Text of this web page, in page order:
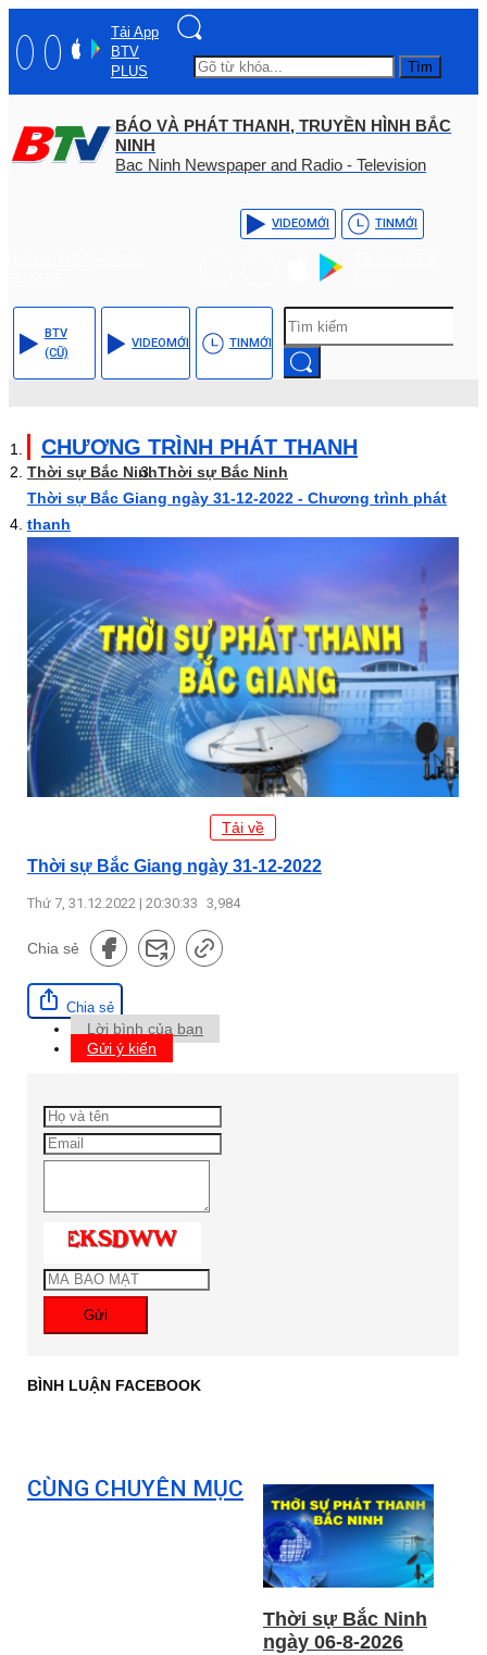
Tải App
BTV
PLUS
Tìm
BÁO VÀ PHÁT THANH, TRUYỀN HÌNH BẮC
NINH
Bac Ninh Newspaper and Radio - Television
VIDEOMỚI TINMỚI
BTV
(CŨ)
VIDEOMỚI TINMỚI
CHƯƠNG TRÌNH PHÁT THANH
Thời sự Bắc NinhThời sự Bắc Ninh
Thời sự Bắc Giang ngày 31-12-2022 - Chương trình phát
thanh
Tải về
Thời sự Bắc Giang ngày 31-12-2022
Thứ 7, 31.12.2022 | 20:30:33 3,984
Chia sẻ
Chia sẻ
Lời bình của bạn
Gửi ý kiến
Gửi
BÌNH LUẬN FACEBOOK
CÙNG CHUYÊN MỤC
Thời sự Bắc Ninh
ngày 06-8-2026